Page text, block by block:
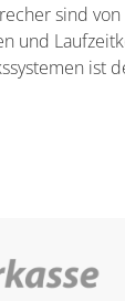
sind
und
ist